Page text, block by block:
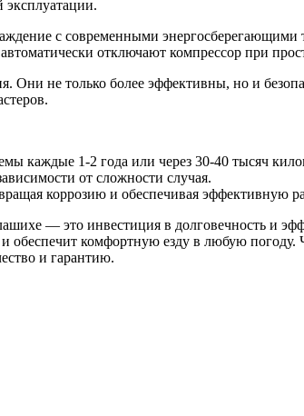
эксплуатации.
с современными
отключают компрессор при
Они не только более эффективны, но и
каждые 1-2 года или через 30-40 тысяч
от сложности случая.
коррозию и обеспечивая эффективную
— это инвестиция в долговечность и
комфортную езду в любую погоду.
и гарантию.